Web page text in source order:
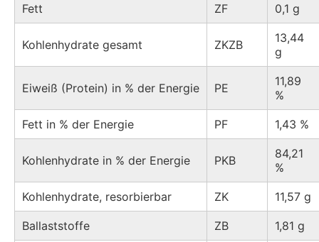
Fett ZF 0,1 g
Kohlenhydrate gesamt ZKZB
13,44
g
Eiweiß (Protein) in % der Energie PE
11,89
%
Fett in % der Energie PF 1,43 %
Kohlenhydrate in % der Energie PKB
84,21
%
Kohlenhydrate, resorbierbar ZK 11,57 g
Ballaststoffe ZB 1,81 g